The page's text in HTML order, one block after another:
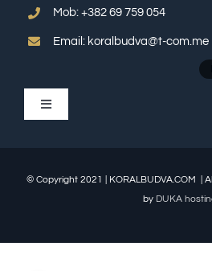
Mob: +382 69 759 054
Email: koralbudva@t-com.me
Toggle
Navigation
© Copyright 2021 | KORALBUDVA.COM |
by DUKA